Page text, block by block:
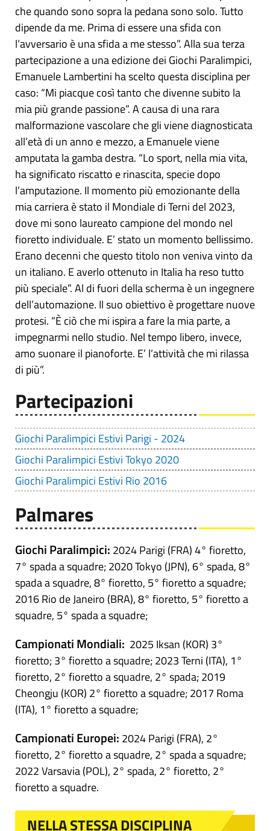
che quando sono sopra la pedana sono solo. Tutto
dipende da me. Prima di essere una sfida con
l’avversario è una sfida a me stesso”. Alla sua terza
partecipazione a una edizione dei Giochi Paralimpici,
Emanuele Lambertini ha scelto questa disciplina per
caso: “Mi piacque così tanto che divenne subito la
mia più grande passione”. A causa di una rara
malformazione vascolare che gli viene diagnosticata
all’età di un anno e mezzo, a Emanuele viene
amputata la gamba destra. “Lo sport, nella mia vita,
ha significato riscatto e rinascita, specie dopo
l’amputazione. Il momento più emozionante della
mia carriera è stato il Mondiale di Terni del 2023,
dove mi sono laureato campione del mondo nel
fioretto individuale. E’ stato un momento bellissimo.
Erano decenni che questo titolo non veniva vinto da
un italiano. E averlo ottenuto in Italia ha reso tutto
più speciale”. Al di fuori della scherma è un ingegnere
dell’automazione. Il suo obiettivo è progettare nuove
protesi. “È ciò che mi ispira a fare la mia parte, a
impegnarmi nello studio. Nel tempo libero, invece,
amo suonare il pianoforte. E’ l’attività che mi rilassa
di più”.
Partecipazioni
Giochi Paralimpici Estivi Parigi - 2024
Giochi Paralimpici Estivi Tokyo 2020
Giochi Paralimpici Estivi Rio 2016
Palmares
Giochi Paralimpici: 2024 Parigi (FRA) 4° fioretto,
7° spada a squadre; 2020 Tokyo (JPN), 6° spada, 8°
spada a squadre, 8° fioretto, 5° fioretto a squadre;
2016 Rio de Janeiro (BRA), 8° fioretto, 5° fioretto a
squadre, 5° spada a squadre;
Campionati Mondiali: 2025 Iksan (KOR) 3°
fioretto; 3° fioretto a squadre; 2023 Terni (ITA), 1°
fioretto, 2° fioretto a squadre, 2° spada; 2019
Cheongju (KOR) 2° fioretto a squadre; 2017 Roma
(ITA), 1° fioretto a squadre;
Campionati Europei: 2024 Parigi (FRA), 2°
fioretto, 2° fioretto a squadre, 2° spada a squadre;
2022 Varsavia (POL), 2° spada, 2° fioretto, 2°
fioretto a squadre.
NELLA STESSA DISCIPLINA